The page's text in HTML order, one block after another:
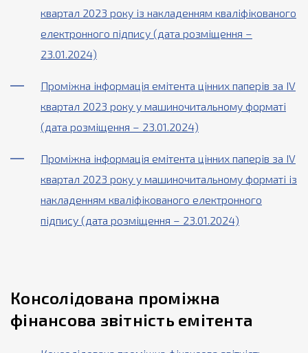
квартал 2023 року із накладенням кваліфікованого
електронного підпису (дата розміщення –
23.01.2024)
Проміжна інформація емітента цінних паперів за ІV
квартал 2023 року у машиночитальному форматі
(дата розміщення – 23.01.2024)
Проміжна інформація емітента цінних паперів за ІV
квартал 2023 року у машиночитальному форматі із
накладенням кваліфікованого електронного
підпису (дата розміщення – 23.01.2024)
Консолідована проміжна
фінансова звітність емітента